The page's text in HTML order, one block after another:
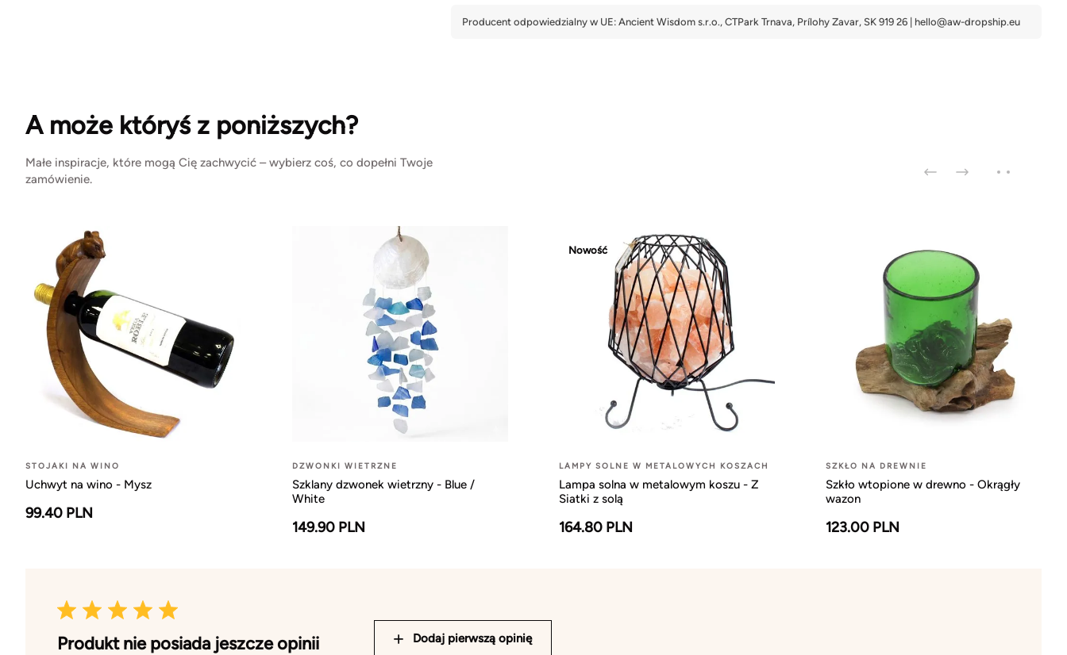
A może któryś z poniższych?
Małe inspiracje, które mogą Cię zachwycić – wybierz coś, co dopełni Twoje
zamówienie.
STOJAKI NA WINO
Uchwyt na wino - Mysz
99.40 PLN
DZWONKI WIETRZNE
Szklany dzwonek wietrzny - Blue /
White
149.90 PLN
Nowość
LAMPY SOLNE W METALOWYCH KOSZACH
Lampa solna w metalowym koszu - Z
Siatki z solą
164.80 PLN
SZKŁO NA DREWNIE
Szkło wtopione w drewno - Okrągły
wazon
123.00 PLN
Produkt nie posiada jeszcze opinii Dodaj pierwszą opinię